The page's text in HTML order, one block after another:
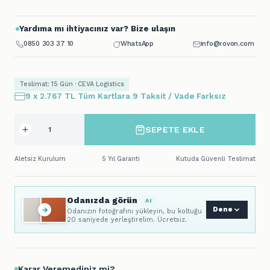
Yardıma mı ihtiyacınız var? Bize ulaşın
0850 303 37 10 WhatsApp info@rovon.com
Teslimat: 15 Gün · CEVA Logistics
9 x 2.767 TL Tüm Kartlara 9 Taksit / Vade Farksız
SEPETE EKLE
Aletsiz Kurulum 5 Yıl Garanti Kutuda Güvenli Teslimat
Odanızda görün AI
Odanızın fotoğrafını yükleyin, bu koltuğu
20 saniyede yerleştirelim. Ücretsiz.
Dene